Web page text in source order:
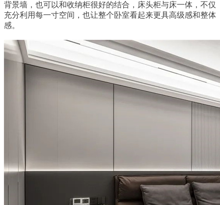
背景墙，也可以和收纳柜很好的结合，床头柜与床一体，不仅
充分利用每一寸空间，也让整个卧室看起来更具高级感和整体
感。